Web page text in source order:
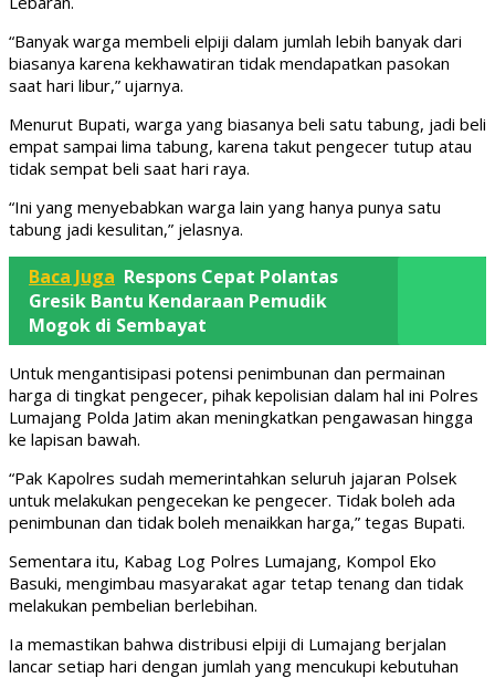
“Banyak warga membeli elpiji dalam jumlah lebih banyak dari
biasanya karena kekhawatiran tidak mendapatkan pasokan
saat hari libur,” ujarnya.
Menurut Bupati, warga yang biasanya beli satu tabung, jadi beli
empat sampai lima tabung, karena takut pengecer tutup atau
tidak sempat beli saat hari raya.
“Ini yang menyebabkan warga lain yang hanya punya satu
tabung jadi kesulitan,” jelasnya.
Baca Juga Respons Cepat Polantas
Gresik Bantu Kendaraan Pemudik
Mogok di Sembayat
Untuk mengantisipasi potensi penimbunan dan permainan
harga di tingkat pengecer, pihak kepolisian dalam hal ini Polres
Lumajang Polda Jatim akan meningkatkan pengawasan hingga
ke lapisan bawah.
“Pak Kapolres sudah memerintahkan seluruh jajaran Polsek
untuk melakukan pengecekan ke pengecer. Tidak boleh ada
penimbunan dan tidak boleh menaikkan harga,” tegas Bupati.
Sementara itu, Kabag Log Polres Lumajang, Kompol Eko
Basuki, mengimbau masyarakat agar tetap tenang dan tidak
melakukan pembelian berlebihan.
Ia memastikan bahwa distribusi elpiji di Lumajang berjalan
lancar setiap hari dengan jumlah yang mencukupi kebutuhan